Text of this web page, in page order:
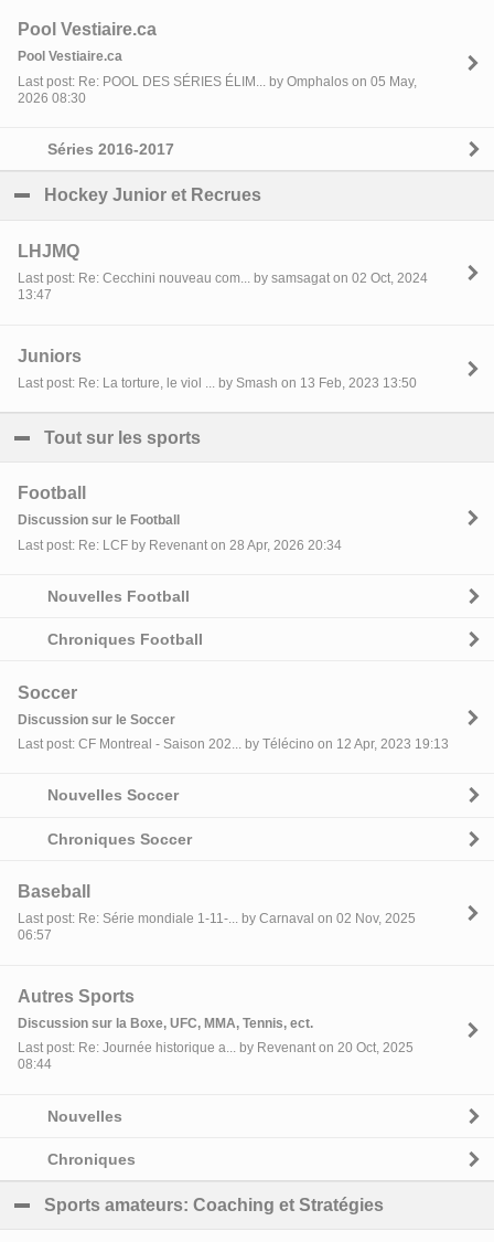
Pool Vestiaire.ca
Pool Vestiaire.ca
Last post: Re: POOL DES SÉRIES ÉLIM... by Omphalos on 05 May,
2026 08:30
Séries 2016-2017
Hockey Junior et Recrues
LHJMQ
Last post: Re: Cecchini nouveau com... by samsagat on 02 Oct, 2024
13:47
Juniors
Last post: Re: La torture, le viol ... by Smash on 13 Feb, 2023 13:50
Tout sur les sports
Football
Discussion sur le Football
Last post: Re: LCF by Revenant on 28 Apr, 2026 20:34
Nouvelles Football
Chroniques Football
Soccer
Discussion sur le Soccer
Last post: CF Montreal - Saison 202... by Télécino on 12 Apr, 2023 19:13
Nouvelles Soccer
Chroniques Soccer
Baseball
Last post: Re: Série mondiale 1-11-... by Carnaval on 02 Nov, 2025
06:57
Autres Sports
Discussion sur la Boxe, UFC, MMA, Tennis, ect.
Last post: Re: Journée historique a... by Revenant on 20 Oct, 2025
08:44
Nouvelles
Chroniques
Sports amateurs: Coaching et Stratégies